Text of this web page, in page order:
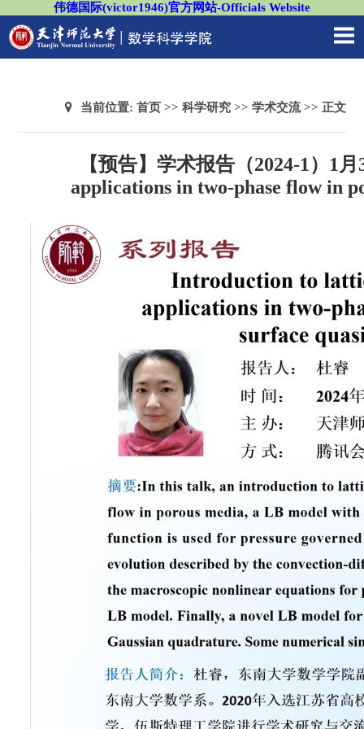
伟德国际(victor1946)官方网站-Officials Website
当前位置: 首页>> 科学研究>> 学术交流>> 正文
【预告】学术报告（2024-1）1
applications in two-phase flow in